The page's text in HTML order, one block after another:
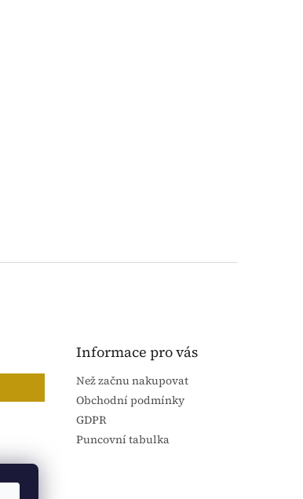
Informace pro vás
Než začnu nakupovat
Obchodní podmínky
GDPR
Puncovní tabulka